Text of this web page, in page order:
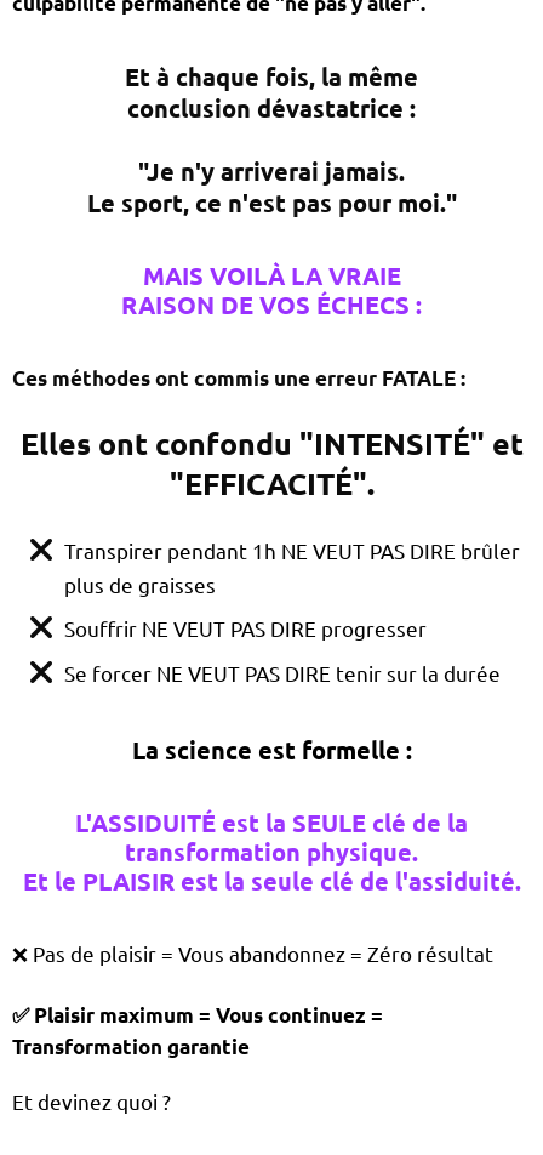
Et à chaque fois, la même
conclusion dévastatrice :
"Je n'y arriverai jamais.
Le sport, ce n'est pas pour moi."
MAIS VOILÀ LA VRAIE
RAISON DE VOS ÉCHECS :
Ces méthodes ont commis une erreur FATALE :
Elles ont confondu "INTENSITÉ" et
"EFFICACITÉ".
Transpirer pendant 1h NE VEUT PAS DIRE brûler
plus de graisses
Souffrir NE VEUT PAS DIRE progresser
Se forcer NE VEUT PAS DIRE tenir sur la durée
La science est formelle :
L'ASSIDUITÉ est la SEULE clé de la
transformation physique.
Et le PLAISIR est la seule clé de l'assiduité.
❌ Pas de plaisir = Vous abandonnez = Zéro résultat
✅ Plaisir maximum = Vous continuez =
Transformation garantie
Et devinez quoi ?